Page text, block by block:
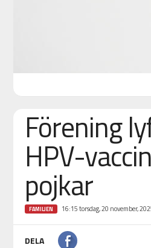
Förening
HPV-
pojkar
FAMILJEN 16:15 torsdag, 20 november,
DELA